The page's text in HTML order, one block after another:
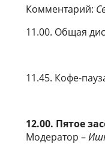
Комментарий:
11.00. Общая
11.45. Кофе-
12.00. Пятое
Модератор –